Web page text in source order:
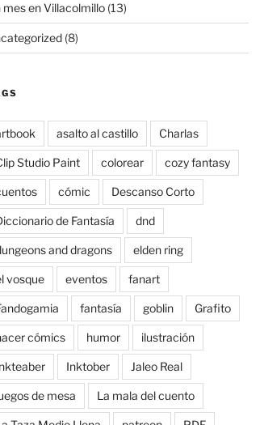
mes en Villacolmillo(13)
(8)
asalto al castillo Charlas
Studio Paint colorear cozy fantasy
cómic Descanso Corto
de Fantasía dnd
and dragons elden ring
vosque eventos fanart
fantasía goblin Grafito
cómics humor ilustración
Inktober Jaleo Real
de mesa La mala del cuento